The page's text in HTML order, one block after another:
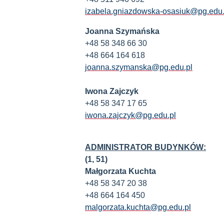
izabela.gniazdowska-
Joanna Szymańska
+48 58 348 66 30
+48 664 164 618
joanna.szymanska@pg.edu.pl
Iwona Zajczyk
+48 58 347 17 65
iwona.zajczyk@pg.edu.pl
ADMINISTRATOR BUDYNKÓW:
(1, 51)
Małgorzata Kuchta
+48 58 347 20 38
+48 664 164 450
malgorzata.kuchta@pg.edu.pl